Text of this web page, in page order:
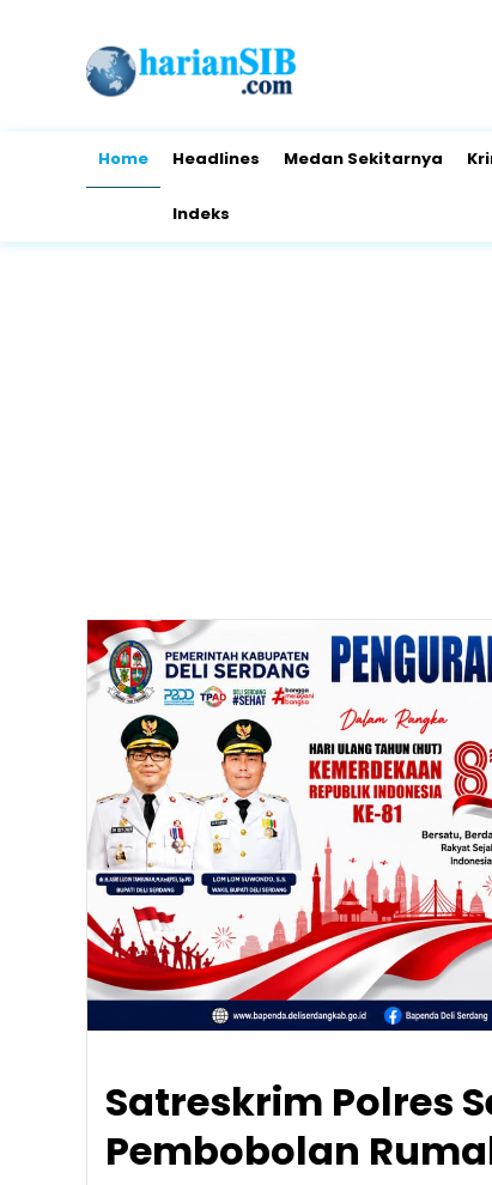
Home Headlines Medan Sekitarnya
Indeks
Satreskrim Polres
Pembobolan